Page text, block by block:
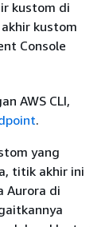
kustom di
kustom
Console
AWS CLI,
.
yang
titik akhir ini
Aurora di